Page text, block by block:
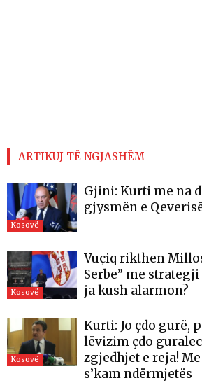
ARTIKUJ TË NGJASHËM
Kosovë
Gjini: Kurti me na
gjysmën e
Kosovë
Vuçiq rikthen
Serbe” me
ja kush alarmon?
Kosovë
Kurti: Jo çdo gurë,
lëvizim çdo
zgjedhjet e reja!
s’kam ndërmjetës